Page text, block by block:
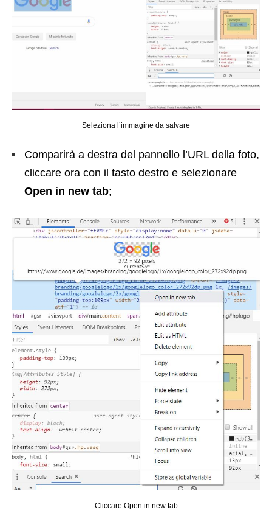
Seleziona l’immagine da salvare
Comparirà a destra del pannello l’URL della foto,
cliccare ora con il tasto destro e selezionare
Open in new tab;
Cliccare Open in new tab